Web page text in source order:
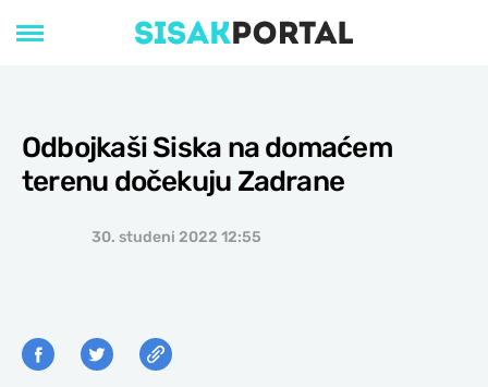
Odbojkaši Siska na domaćem
terenu dočekuju Zadrane
30. studeni 2022 12:55